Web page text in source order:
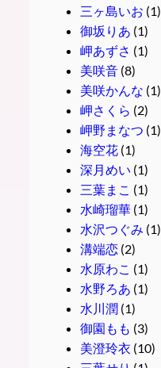
三ヶ島いお (1)
御坂りあ (1)
岬あずさ (1)
美咲音(8)
美咲かんな (1)
岬さくら (2)
岬野まなつ (1)
海空花(1)
深月めい (1)
三葉まこ (1)
水崎瑠華(1)
水沢つぐみ (1)
溝端恋(2)
水原わこ (1)
水野ろあ (1)
水川潤(1)
御園もも (3)
美澄玲衣 (10)